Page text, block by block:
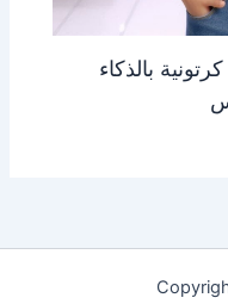
بالذكاء